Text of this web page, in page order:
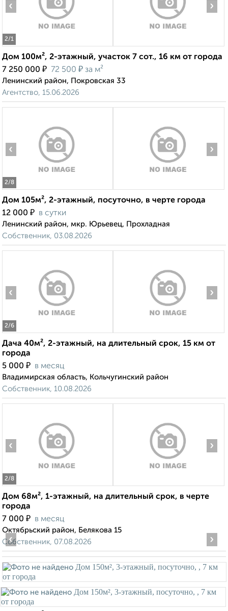
2/1
‹ ›
Дом 100м², 2-этажный, участок 7 сот., 16 км от города
7 250 000 ₽ 72 500 ₽ за м²
Ленинский район, Покровская 33
Агентство, 15.06.2026
2/8
‹ ›
Дом 105м², 2-этажный, посуточно, в черте города
12 000 ₽ в сутки
Ленинский район, мкр. Юрьевец, Прохладная
Собственник, 03.08.2026
2/6
‹ ›
Дача 40м², 2-этажный, на длительный срок, 15 км от
города
5 000 ₽ в месяц
Владимирская область, Кольчугинский район
Собственник, 10.08.2026
2/8
‹ ›
Дом 68м², 1-этажный, на длительный срок, в черте
города
7 000 ₽ в месяц
Октябрьский район, Белякова 15
Собственник, 07.08.2026
‹ ›